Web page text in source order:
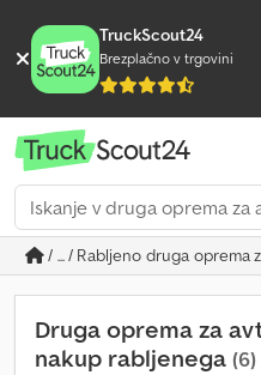
TruckScout24
Brezplačno v trgovini
/ ... / Rabljeno druga
Druga oprema za
nakup rabljenega (6)